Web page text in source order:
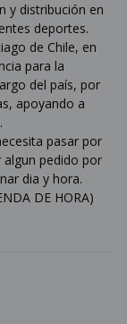
y distribución en
deportes.
de Chile, en
para la
del país, por
apoyando a
pasar por
pedido por
dia y hora.
DE HORA)